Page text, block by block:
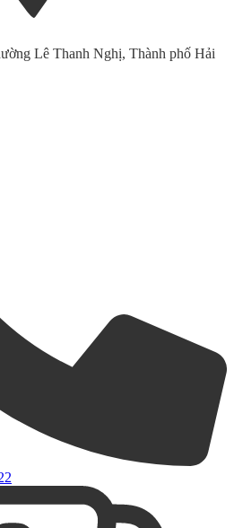
Lê Thanh Nghị, Thành phố Hải